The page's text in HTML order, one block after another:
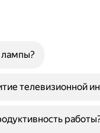
лампы?
телевизионной